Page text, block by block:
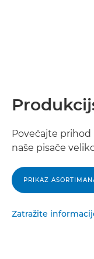
Povećajte
naše pisače
PRIKAZ
Zatražite